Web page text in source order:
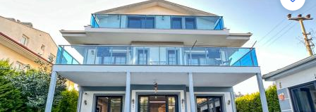
Tost Makinesi
İnternet
Wi-Fi Ev Genelinde
Mevcuttur Ve